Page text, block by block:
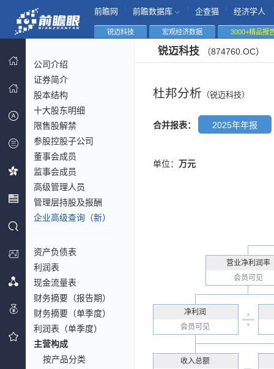
前瞻网 前瞻数据库 企查猫 经济学人
锐迈科技 宏观经济数据 3000+精品报
公司介绍
证券简介
股本结构
十大股东明细
限售股解禁
参股控股子公司
董事会成员
监事会成员
高级管理人员
管理层持股及报酬
企业高级查询（新）
资产负债表
利润表
现金流量表
财务摘要（报告期）
财务摘要（单季度）
利润表（单季度）
主营构成
按产品分类
锐迈科技 （874760.OC）
杜邦分析 （锐迈科技）
合并报表： 2025年年报
单位： 万元
营业净利润率
会员可见
净利润
会员可见
收入总额